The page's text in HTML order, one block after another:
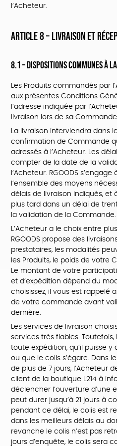
l’Acheteur.
ARTICLE 8 – LIVRAISON ET
8.1 – Dispositions communes à
Les Produits commandés par
aux présentes Conditions
l’adresse indiquée par
livraison lors de sa
La livraison interviendra dans
confirmation de Commande
adressés à l’Acheteur. Les
compter de la date de la
l’Acheteur. RGOODS
l’ensemble des moyens
délais de livraison indiqués, et
plus tard dans un délai de
la validation de la Commande.
L’Acheteur a le choix entre
RGOODS propose des
prestataires, les modalités
les Produits, le poids de votre
Le montant de votre
et d’expédition dépend du
choisissez, il vous est rappelé
de votre commande avant
dernière.
Les services de livraison
services très fiables.
toute expédition, qu’il puisse
ou que le colis s’égare. Dans
de plus de 7 jours, l’Acheteur
client de la boutique L214 à
déclencher l’ouverture d’une
peut durer jusqu’à 21 jours à
pendant ce délai, le colis est
dans les meilleurs délais au
revanche le colis n’est pas
jours d’enquête, le colis sera